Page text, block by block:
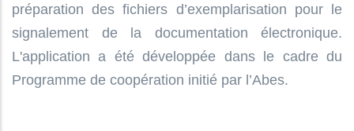
préparation des fichiers d’exemplarisation pour le
signalement de la documentation électronique.
L'application a été développée dans le cadre du
Programme de coopération initié par l’Abes.